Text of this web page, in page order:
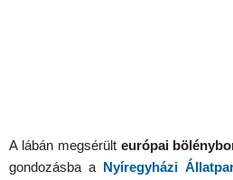
A lábán megsérült európai
gondozásba a Nyíregyházi